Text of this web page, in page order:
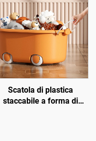
all'ingrosso
Scatola di plastica
staccabile a forma di